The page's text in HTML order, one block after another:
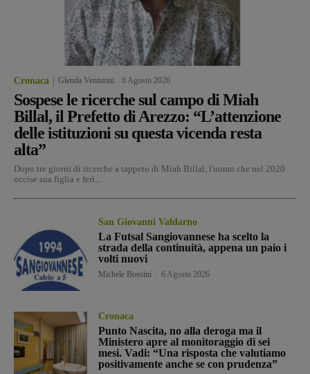
Cronaca Glenda Venturini 6 Agosto 2026
Sospese le ricerche sul campo di Miah
Billal, il Prefetto di Arezzo: “L’attenzione
delle istituzioni su questa vicenda resta
alta”
Dopo tre giorni di ricerche a tappeto di Miah Billal, l'uomo che nel 2020
uccise sua figlia e ferì...
San Giovanni Valdarno
La Futsal Sangiovannese ha scelto la
strada della continuità, appena un paio i
volti nuovi
Michele Bossini 6 Agosto 2026
Cronaca
Punto Nascita, no alla deroga ma il
Ministero apre al monitoraggio di sei
mesi. Vadi: “Una risposta che valutiamo
positivamente anche se con prudenza”